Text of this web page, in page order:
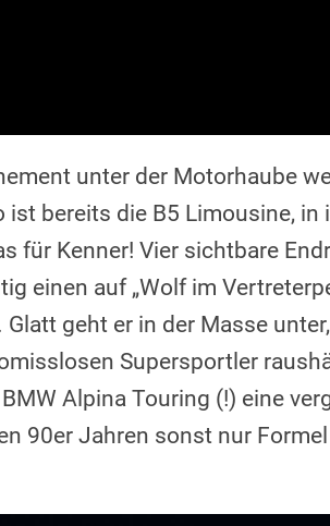
unter der Motorhaube
bereits die B5 Limousine, in
für Kenner! Vier sichtbare
einen auf „Wolf im
geht er in der Masse
Supersportler
Alpina Touring (!) eine
90er Jahren sonst nur